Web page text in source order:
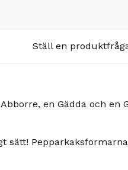
Ställ en
en Gädda och en